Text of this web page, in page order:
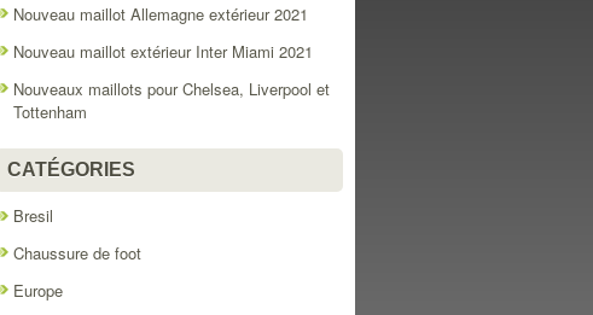
Nouveau maillot Allemagne extérieur 2021
Nouveau maillot extérieur Inter Miami 2021
Nouveaux maillots pour Chelsea, Liverpool et
Tottenham
CATÉGORIES
Bresil
Chaussure de foot
Europe